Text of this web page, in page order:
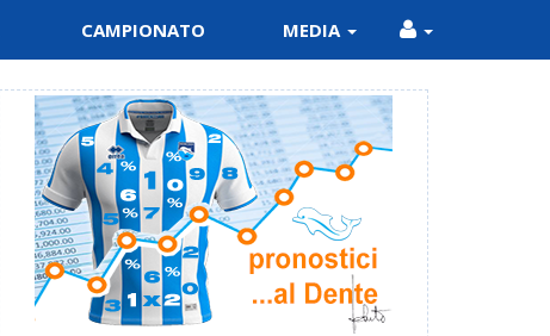
CAMPIONATO MEDIA